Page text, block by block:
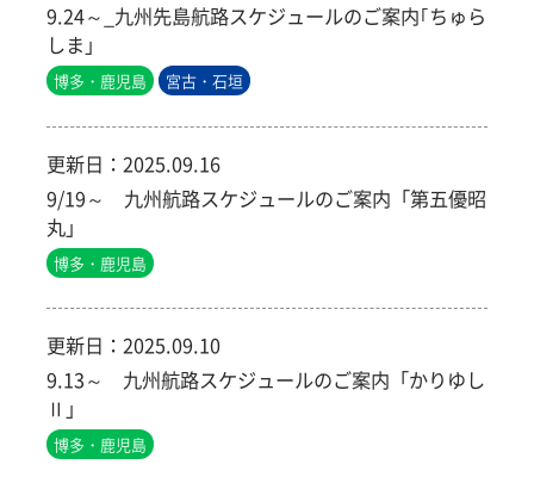
9.24～_九州先島航路スケジュールのご案内｢ちゅら
しま」
博多・鹿児島 宮古・石垣
更新日： 2025.09.16
9/19～ 九州航路スケジュールのご案内「第五優昭
丸」
博多・鹿児島
更新日： 2025.09.10
9.13～ 九州航路スケジュールのご案内「かりゆし
Ⅱ」
博多・鹿児島